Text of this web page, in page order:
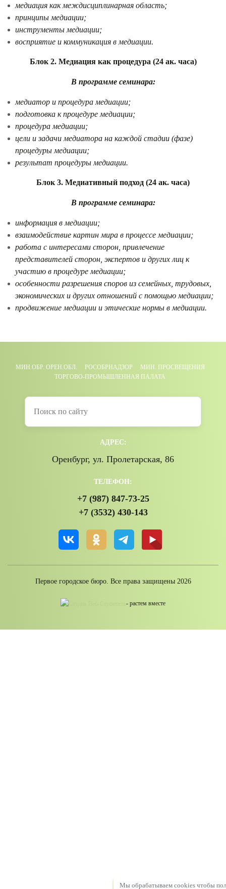
медиация как междисциплинарная область;
принципы медиации;
инструменты медиации;
восприятие и коммуникация в медиации.
Блок 2. Медиация как процедура (24 ак. часа)
В программе семинара:
медиатор и процедура медиации;
подготовка к процедуре медиации;
процедура медиации;
цели и задачи медиатора на каждой стадии (фазе)
процедуры медиации;
результат процедуры медиации.
Блок 3. Медиативный подход (24 ак. часа)
В программе семинара:
информация в медиации;
взаимодействие картин мира в процессе медиации;
работа с интересами сторон, привлечение
представителей сторон, экспертов и других лиц к
участию в процедуре медиации;
особенности разрешения споров из семейных, трудовых,
экономических и других отношений с помощью медиации;
продвижение медиации и этические нормы в медиации.
МИН.ОБР. ОРЕН.ОБЛ. РОСОБРНАДЗОР
МИН. ПРОСВЕЩЕНИЯ
ТОРГОВО-ПРОМЫШЛЕННАЯ ПАЛАТА
АДРЕС:
Оренбург, ул. Пролетарская, 86
ТЕЛЕФОН:
+7 (987) 847-73-25
+7 (3532) 430-143
Первое городское бюро. Все права защищены 2026
- растем вместе
Мы обрабатываем cookies чтобы